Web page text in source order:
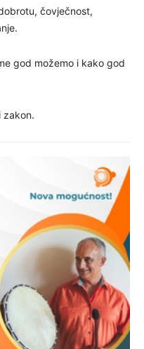
čovječnost,
god možemo i kako god
zakon.